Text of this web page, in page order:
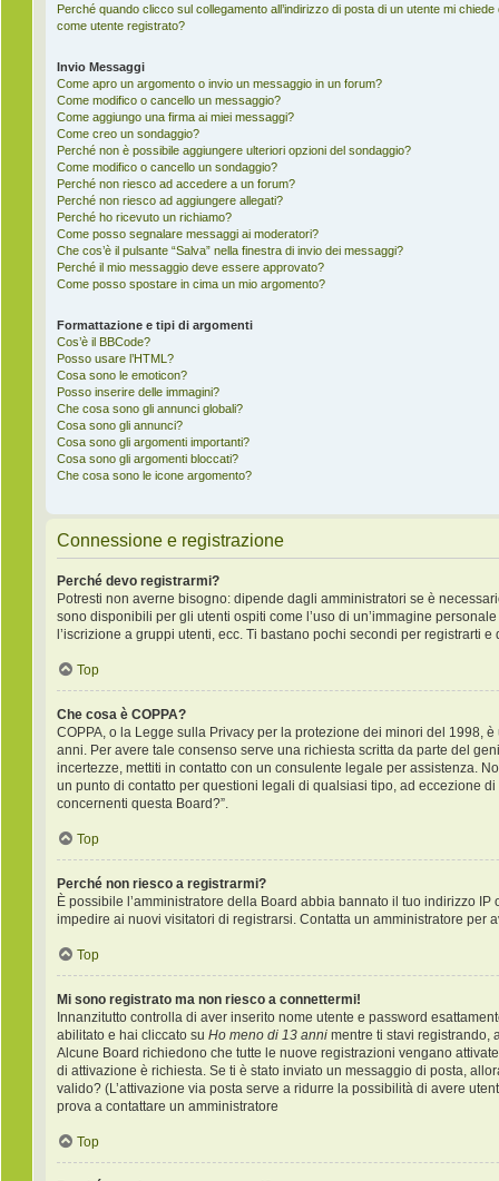
Perché quando clicco sul collegamento all’indirizzo di posta di un utente mi
come utente registrato?
Invio Messaggi
Come apro un argomento o invio un messaggio in un forum?
Come modifico o cancello un messaggio?
Come aggiungo una firma ai miei messaggi?
Come creo un sondaggio?
Perché non è possibile aggiungere ulteriori opzioni del sondaggio?
Come modifico o cancello un sondaggio?
Perché non riesco ad accedere a un forum?
Perché non riesco ad aggiungere allegati?
Perché ho ricevuto un richiamo?
Come posso segnalare messaggi ai moderatori?
Che cos’è il pulsante “Salva” nella finestra di invio dei messaggi?
Perché il mio messaggio deve essere approvato?
Come posso spostare in cima un mio argomento?
Formattazione e tipi di argomenti
Cos’è il BBCode?
Posso usare l’HTML?
Cosa sono le emoticon?
Posso inserire delle immagini?
Che cosa sono gli annunci globali?
Cosa sono gli annunci?
Cosa sono gli argomenti importanti?
Cosa sono gli argomenti bloccati?
Che cosa sono le icone argomento?
Connessione e registrazione
Perché devo registrarmi?
Potresti non averne bisogno: dipende dagli amministratori se è
sono disponibili per gli utenti ospiti come l’uso di un’immagine
l’iscrizione a gruppi utenti, ecc. Ti bastano pochi secondi per registrarti
Top
Che cosa è COPPA?
COPPA, o la Legge sulla Privacy per la protezione dei minori del 1998,
anni. Per avere tale consenso serve una richiesta scritta da parte del
incertezze, mettiti in contatto con un consulente legale per assistenza.
un punto di contatto per questioni legali di qualsiasi tipo, ad eccezione
concernenti questa Board?”.
Top
Perché non riesco a registrarmi?
È possibile l’amministratore della Board abbia bannato il tuo indirizzo
impedire ai nuovi visitatori di registrarsi. Contatta un amministratore per
Top
Mi sono registrato ma non riesco a connettermi!
Innanzitutto controlla di aver inserito nome utente e password
abilitato e hai cliccato su Ho meno di 13 anni mentre ti stavi registrando,
Alcune Board richiedono che tutte le nuove registrazioni vengano
di attivazione è richiesta. Se ti è stato inviato un messaggio di posta,
valido? (L’attivazione via posta serve a ridurre la possibilità di avere
prova a contattare un amministratore
Top